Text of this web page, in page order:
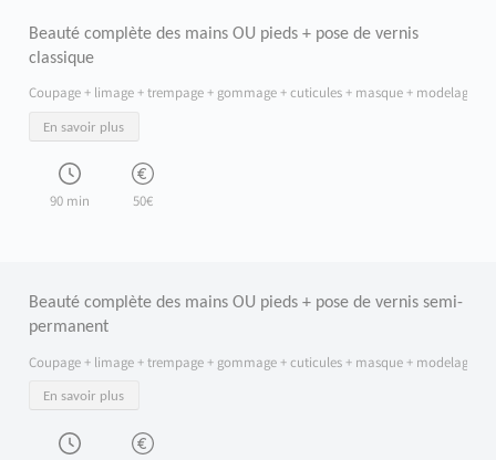
Beauté complète des mains OU pieds + pose de vernis
classique
Coupage + limage + trempage + gommage + cuticules + masque + modelage +
En savoir plus
90 min 50€
Beauté complète des mains OU pieds + pose de vernis semi-
permanent
Coupage + limage + trempage + gommage + cuticules + masque + modelage +
En savoir plus